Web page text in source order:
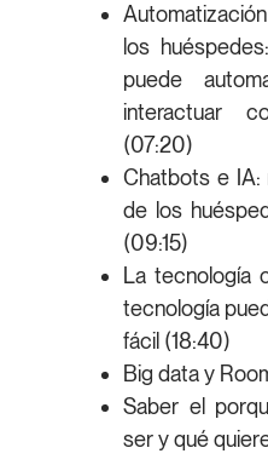
los
puede
interactuar
(07:20)
Chatbots e IA:
de los
(09:15)
La tecnología
tecnología
fácil (18:40)
Big data y
Saber el
ser y qué